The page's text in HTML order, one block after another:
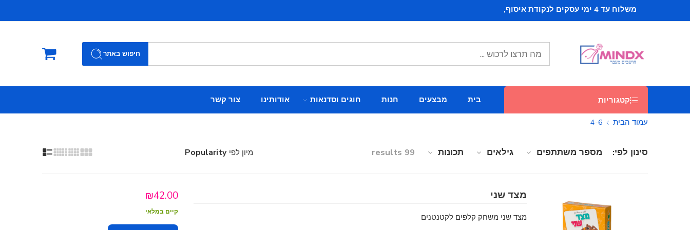
משלוח עד 4 ימי עסקים לנקודת איסוף,
בקניה מעל 279 ש"ח
חיפוש באתר
קטגוריות בית מבצעים חנות חוגים וסדנאות אודותינו צור קשר
עמוד הבית 4-6
סינון לפי: מספר משתתפים גילאים תכונות 99 results מיון לפי Popularity
מצד שני
מצד שני משחק קלפים לקטנטנים
₪42.00
קיים במלאי